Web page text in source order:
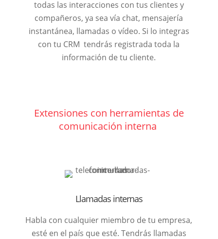
todas las interacciones con tus clientes y
compañeros, ya sea vía chat, mensajería
instantánea, llamadas o vídeo. Si lo integras
con tu CRM tendrás registrada toda la
información de tu cliente.
Extensiones con herramientas de
comunicación interna
Llamadas internas
Habla con cualquier miembro de tu empresa,
esté en el país que esté. Tendrás llamadas